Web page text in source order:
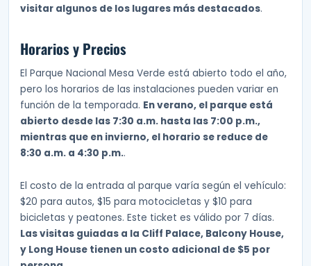
visitar algunos de los lugares más destacados.
Horarios y Precios
El Parque Nacional Mesa Verde está abierto todo el año,
pero los horarios de las instalaciones pueden variar en
función de la temporada. En verano, el parque está
abierto desde las 7:30 a.m. hasta las 7:00 p.m.,
mientras que en invierno, el horario se reduce de
8:30 a.m. a 4:30 p.m..
El costo de la entrada al parque varía según el vehículo:
$20 para autos, $15 para motocicletas y $10 para
bicicletas y peatones. Este ticket es válido por 7 días.
Las visitas guiadas a la Cliff Palace, Balcony House,
y Long House tienen un costo adicional de $5 por